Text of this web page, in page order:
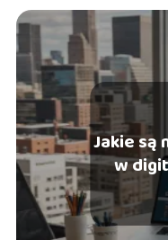
Jakie są
w